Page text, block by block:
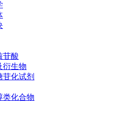
苷酸
衍生物
苷化试剂
类化合物